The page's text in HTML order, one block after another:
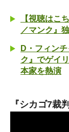
【視聴はこ
／マンク』
D・フィン
ク』でゲイ
本家を熱演
『シカゴ7裁判